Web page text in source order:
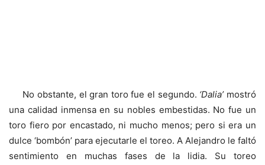
No obstante, el gran toro fue el segundo. ‘Dalia’mostró
una calidad inmensa en su nobles embestidas. No fue un
toro fiero por encastado, ni mucho menos; pero si era un
dulce ‘bombón’ para ejecutarle el toreo. A Alejandro le faltó
sentimiento en muchas fases de la lidia. Su toreo